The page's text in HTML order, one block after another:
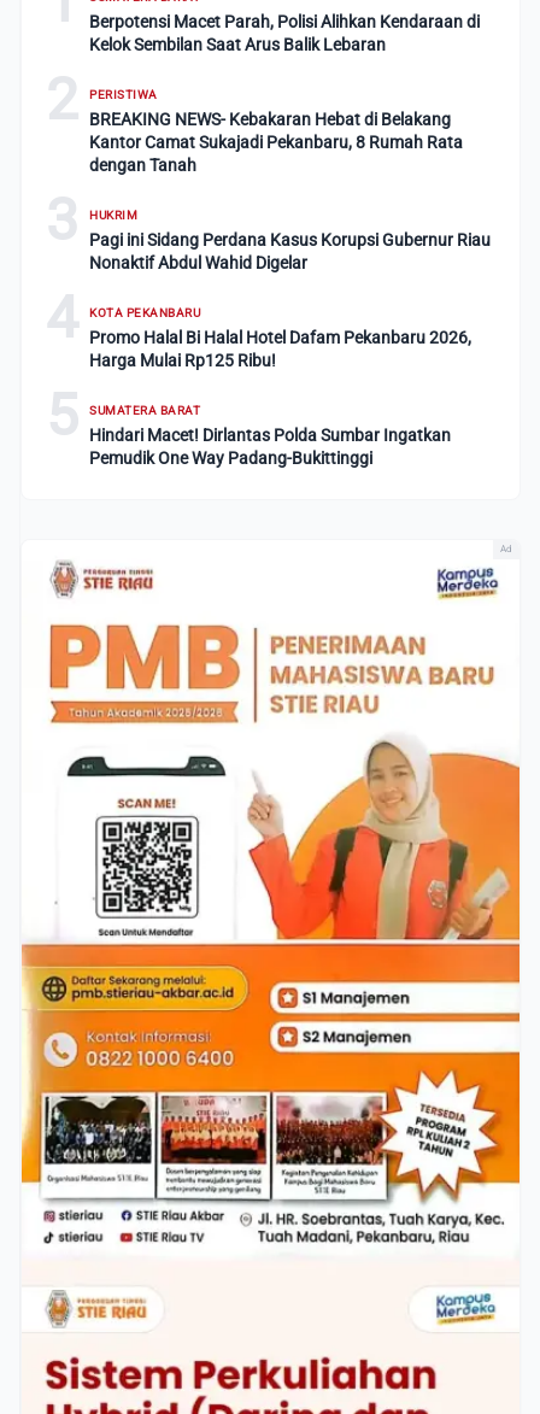
Berpotensi Macet Parah, Polisi Alihkan Kendaraan di
Kelok Sembilan Saat Arus Balik Lebaran
2 PERISTIWA
BREAKING NEWS- Kebakaran Hebat di Belakang
Kantor Camat Sukajadi Pekanbaru, 8 Rumah Rata
dengan Tanah
3 HUKRIM
Pagi ini Sidang Perdana Kasus Korupsi Gubernur Riau
Nonaktif Abdul Wahid Digelar
4 KOTA PEKANBARU
Promo Halal Bi Halal Hotel Dafam Pekanbaru 2026,
Harga Mulai Rp125 Ribu!
5 SUMATERA BARAT
Hindari Macet! Dirlantas Polda Sumbar Ingatkan
Pemudik One Way Padang-Bukittinggi
Ad